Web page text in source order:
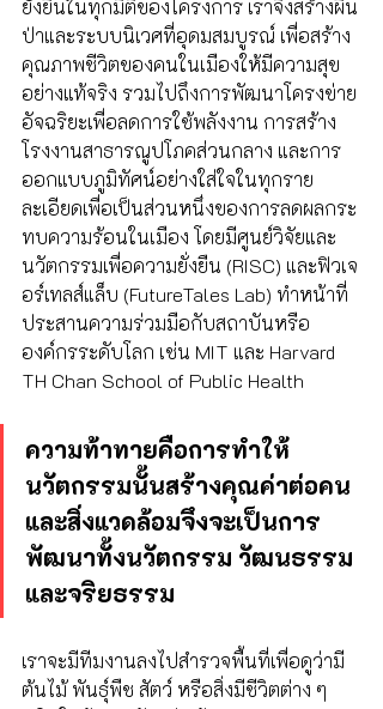
ยั่งยืนในทุกมิติของโครงการ เราจึงสร้างผืน
ป่าและระบบนิเวศที่อุดมสมบูรณ์ เพื่อสร้าง
คุณภาพชีวิตของคนในเมืองให้มีความสุข
อย่างแท้จริง รวมไปถึงการพัฒนาโครงข่าย
อัจฉริยะเพื่อลดการใช้พลังงาน การสร้าง
โรงงานสาธารณูปโภคส่วนกลาง และการ
ออกแบบภูมิทัศน์อย่างใส่ใจในทุกราย
ละเอียดเพื่อเป็นส่วนหนึ่งของการลดผลกระ
ทบความร้อนในเมือง โดยมีศูนย์วิจัยและ
นวัตกรรมเพื่อความยั่งยืน (RISC) และฟิวเจ
อร์เทลส์แล็บ (FutureTales Lab) ทำหน้าที่
ประสานความร่วมมือกับสถาบันหรือ
องค์กรระดับโลก เช่น MIT และ Harvard
TH Chan School of Public Health
ความท้าทายคือการทำให้
นวัตกรรมนั้นสร้างคุณค่าต่อคน
และสิ่งแวดล้อมจึงจะเป็นการ
พัฒนาทั้งนวัตกรรม วัฒนธรรม
และจริยธรรม
เราจะมีทีมงานลงไปสำรวจพื้นที่เพื่อดูว่ามี
ต้นไม้ พันธุ์พืช สัตว์ หรือสิ่งมีชีวิตต่าง ๆ